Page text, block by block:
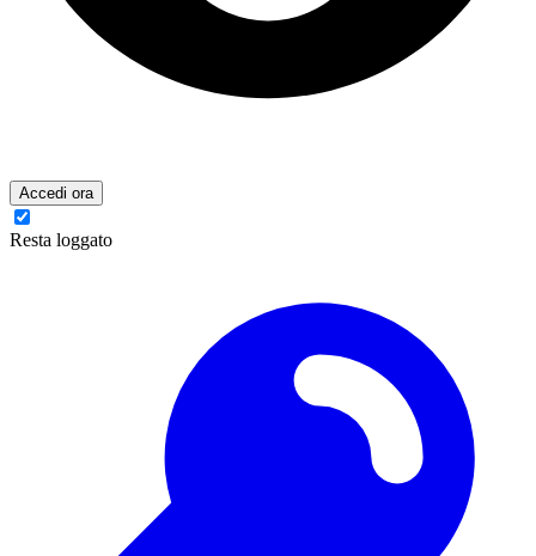
Accedi ora
Resta loggato